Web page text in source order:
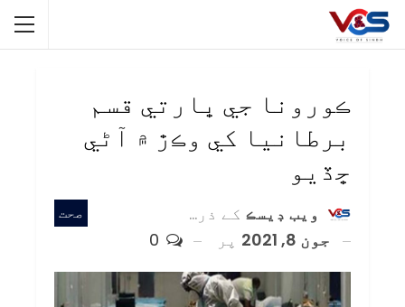
ڪورونا جي ڀارتي قسم
برطانيا کي وڪڙ ۾ آڻي
ڇڏيو
صحت ويب ڊيسڪ کے ذریعہ
جون 8, 2021
پر